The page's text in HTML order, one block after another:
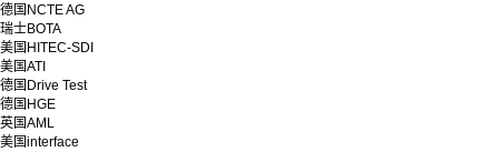
德国NCTE AG
瑞士BOTA
美国HITEC-SDI
美国ATI
德国Drive Test
德国HGE
英国AML
美国interface